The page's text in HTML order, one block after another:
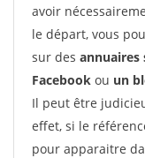
avoir
le départ, vous
sur des annuaires
Facebook ou un
Il peut être
effet, si le
pour apparaitre